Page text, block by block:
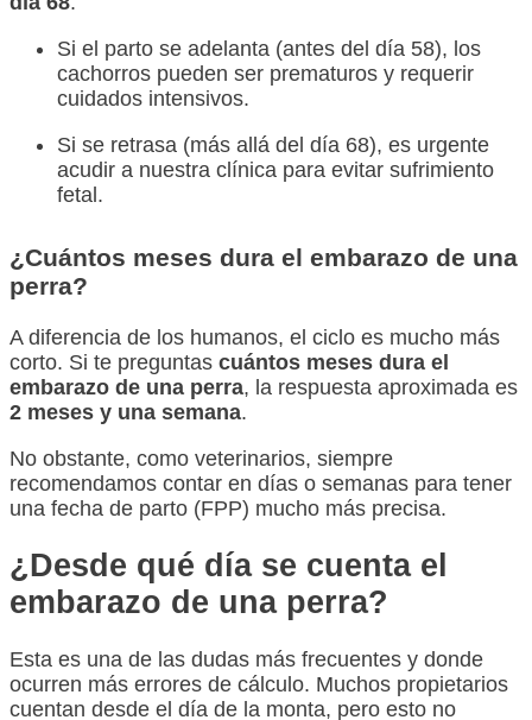
Si el parto se adelanta (antes del día 58), los
cachorros pueden ser prematuros y requerir
cuidados intensivos.
Si se retrasa (más allá del día 68), es urgente
acudir a nuestra clínica para evitar sufrimiento
fetal.
¿Cuántos meses dura el embarazo de una
perra?
A diferencia de los humanos, el ciclo es mucho más
corto. Si te preguntas cuántos meses dura el
embarazo de una perra, la respuesta aproximada es
2 meses y una semana.
No obstante, como veterinarios, siempre
recomendamos contar en días o semanas para tener
una fecha de parto (FPP) mucho más precisa.
¿Desde qué día se cuenta el
embarazo de una perra?
Esta es una de las dudas más frecuentes y donde
ocurren más errores de cálculo. Muchos propietarios
cuentan desde el día de la monta, pero esto no